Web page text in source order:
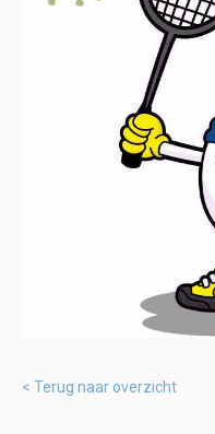
Terug naar overzicht